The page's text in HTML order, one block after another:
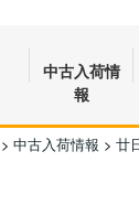
中古入荷情
報
> 中古入荷情報 > 廿